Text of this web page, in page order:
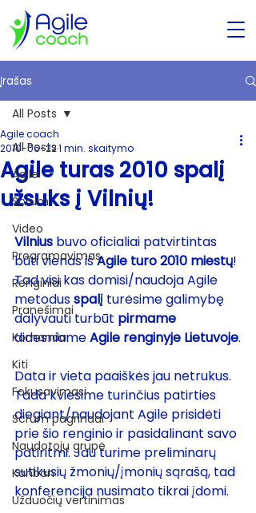
Įrašas
All Posts
Agile
Scrum
Video
Programavimas
Renginiai
Pranešimai
Komanda
Kiti
Fokusavimasi
Scrum pagrindai
Naudotojų grupė
Kanban
Užduočių vertinimas
All Posts
Agile turas 2010 spalį
užsuks į Vilnių!
Agile coach
2010-06-221 min. skaitymo
Vilnius buvo oficialiai patvirtintas
būti vienas iš Agile turo 2010 miestų!
Tad visi kas domisi/naudoja Agile
metodus spalį turėsime galimybę
dalyvauti turbūt pirmame
didesniame Agile renginyje Lietuvoje.
Data ir vieta paaiškės jau netrukus.
Tada kviesime turinčius patirties
diegiant/naudojant Agile prisidėti
prie šio renginio ir pasidalinant savo
patiritmi. Jau turime preliminarų
sutikusių žmonių/įmonių sąrašą, tad
konferencija nusimato tikrai įdomi.